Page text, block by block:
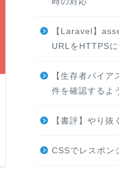
【Laravel】
URLをHTTPSに
【生存者バイ
件を確認するよ
【書評】やり
CSSでレスポン